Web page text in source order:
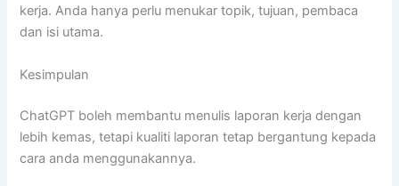
kerja. Anda hanya perlu menukar topik, tujuan, pembaca
dan isi utama.
Kesimpulan
ChatGPT boleh membantu menulis laporan kerja dengan
lebih kemas, tetapi kualiti laporan tetap bergantung kepada
cara anda menggunakannya.